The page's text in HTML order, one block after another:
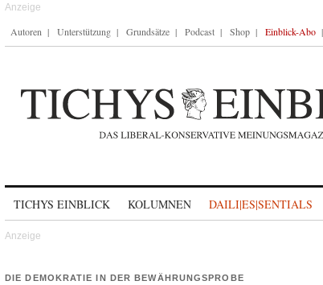
Autoren Unterstützung Grundsätze Podcast Shop Einblick-Abo
TICHYS EINBLICK KOLUMNEN DAILI|ES|SENTIALS
DIE DEMOKRATIE IN DER BEWÄHRUNGSPROBE